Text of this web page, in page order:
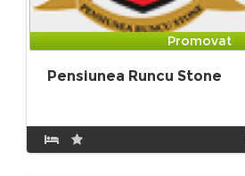
Promovat
Pensiunea Runcu Stone